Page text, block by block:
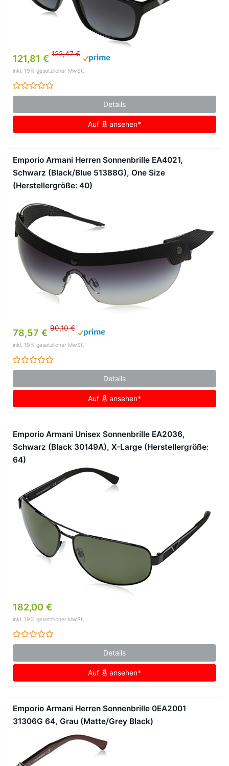
121,81 € 122,47 €
inkl. 19% gesetzlicher MwSt.
Details
Auf ansehen*
Emporio Armani Herren Sonnenbrille EA4021,
Schwarz (Black/Blue 51388G), One Size
(Herstellergröße: 40)
78,57 € 90,10 €
inkl. 19% gesetzlicher MwSt.
Details
Auf ansehen*
Emporio Armani Unisex Sonnenbrille EA2036,
Schwarz (Black 30149A), X-Large (Herstellergröße:
64)
182,00 €
inkl. 19% gesetzlicher MwSt.
Details
Auf ansehen*
Emporio Armani Herren Sonnenbrille 0EA2001
31306G 64, Grau (Matte/Grey Black)